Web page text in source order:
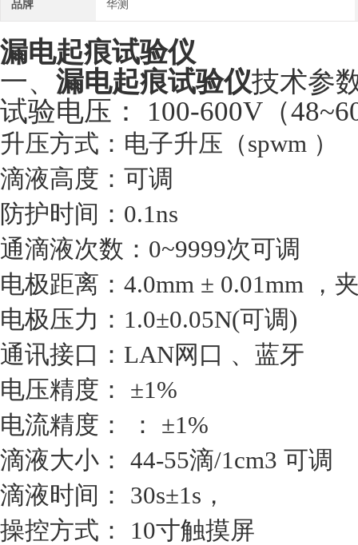
品牌 华测
漏电起痕试验仪
一、 漏电起痕试验仪技术参
试验电压： 100-600V（
升压方式：电子升压（spwm ）
滴液高度：可调
防护时间：0.1ns
通滴液次数：0~9999次可调
电极距离：4.0mm ± 0.01mm ，
电极压力：1.0±0.05N(可调)
通讯接口：LAN网口 、蓝牙
电压精度： ±1%
电流精度： ： ±1%
滴液大小： 44-55滴/1cm3 可调
滴液时间： 30s±1s，
操控方式： 10寸触摸屏